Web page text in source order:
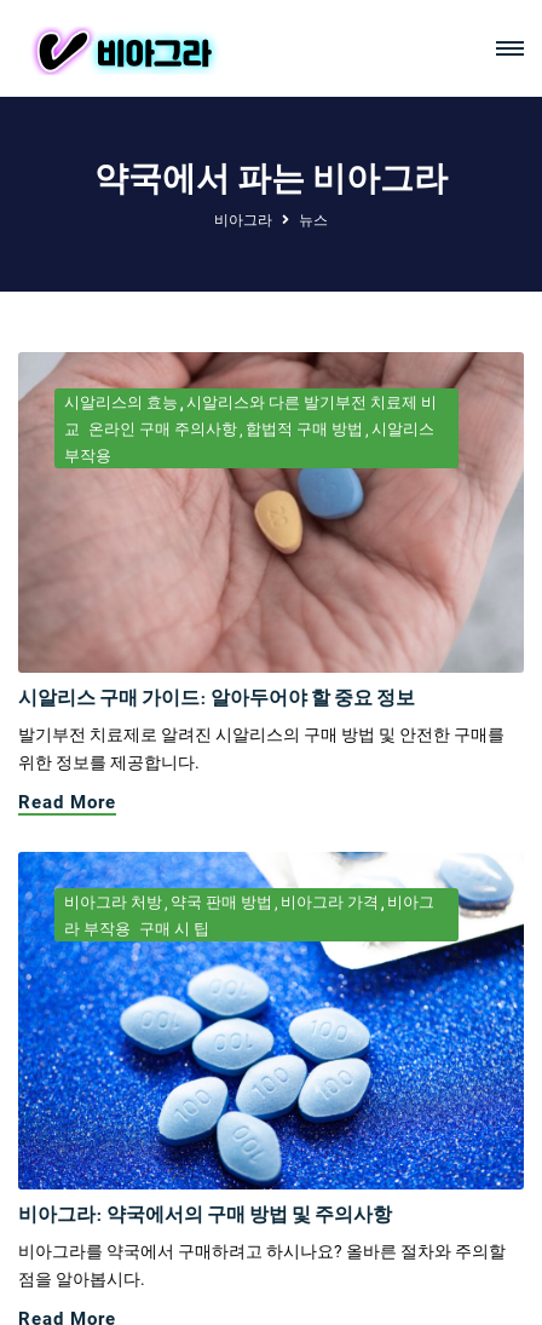
약국에서 파는 비아그라
비아그라 뉴스
시알리스의 효능 시알리스와 다른 발기부전 치료제 비
교 온라인 구매 주의사항 합법적 구매 방법 시알리스
부작용
시알리스 구매 가이드: 알아두어야 할 중요 정보
발기부전 치료제로 알려진 시알리스의 구매 방법 및 안전한 구매를
위한 정보를 제공합니다.
Read More
비아그라 처방 약국 판매 방법 비아그라 가격
비아그
라 부작용 구매 시 팁
비아그라: 약국에서의 구매 방법 및 주의사항
비아그라를 약국에서 구매하려고 하시나요? 올바른 절차와 주의할
점을 알아봅시다.
Read More